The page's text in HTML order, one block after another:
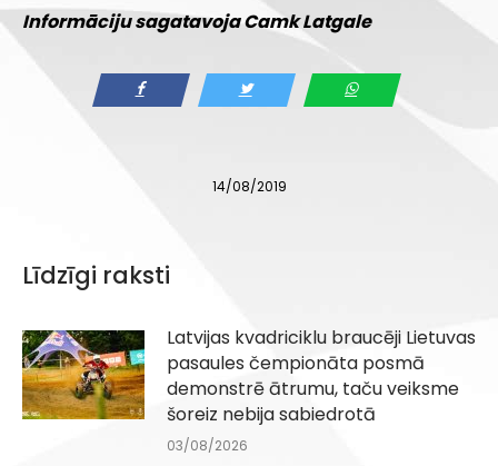
Informāciju sagatavoja Camk Latgale
14/08/2019
Līdzīgi raksti
Latvijas kvadriciklu braucēji Lietuvas
pasaules čempionāta posmā
demonstrē ātrumu, taču veiksme
šoreiz nebija sabiedrotā
03/08/2026